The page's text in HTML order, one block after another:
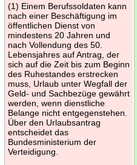
(1) Einem Berufssoldaten kann
nach einer Beschäftigung im
öffentlichen Dienst von
mindestens 20 Jahren und
nach Vollendung des 50.
Lebensjahres auf Antrag, der
sich auf die Zeit bis zum Beginn
des Ruhestandes erstrecken
muss, Urlaub unter Wegfall der
Geld- und Sachbezüge gewährt
werden, wenn dienstliche
Belange nicht entgegenstehen.
Über den Urlaubsantrag
entscheidet das
Bundesministerium der
Verteidigung.